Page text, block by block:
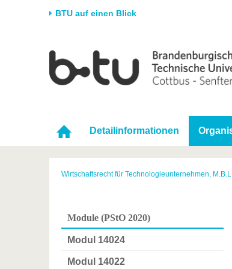
BTU auf einen Blick
Universität
Karriere & Engagement
Partnerschaften &
Strukturwandel
Forschung
Förderung
Wissenschaftlicher
Nachwuchs
Detailinformationen
Wirtschaftsrecht für Technologieunternehmen, M.B.L
Module (PStO 2020)
Modul 14024
Modul 14022